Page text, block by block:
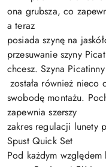
ona grubsza, co
a teraz
posiada szynę na
przesuwanie szyny
chcesz. Szyna Picatinny
została również nieco
swobodę montażu.
zapewnia szerszy
zakres regulacji lunety
Spust Quick Set
Pod każdym względem